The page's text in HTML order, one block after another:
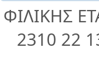
ΦΙΛΙΚΗΣ
2310 22